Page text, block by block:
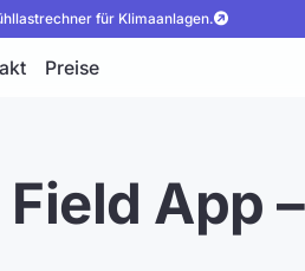
für Klimaanlagen.
Preise
App